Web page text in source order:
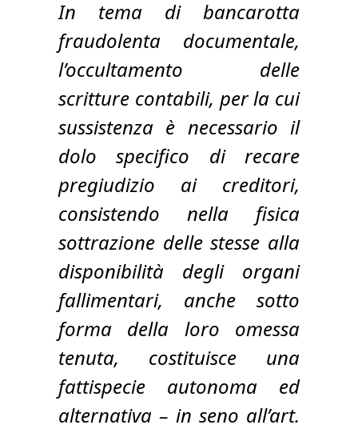
In tema di bancarotta
fraudolenta documentale,
l’occultamento delle
scritture contabili, per la cui
sussistenza è necessario il
dolo specifico di recare
pregiudizio ai creditori,
consistendo nella fisica
sottrazione delle stesse alla
disponibilità degli organi
fallimentari, anche sotto
forma della loro omessa
tenuta, costituisce una
fattispecie autonoma ed
alternativa – in seno all’art.